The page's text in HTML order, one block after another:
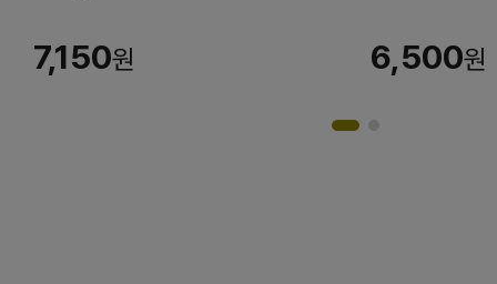
7,150원 6,500원